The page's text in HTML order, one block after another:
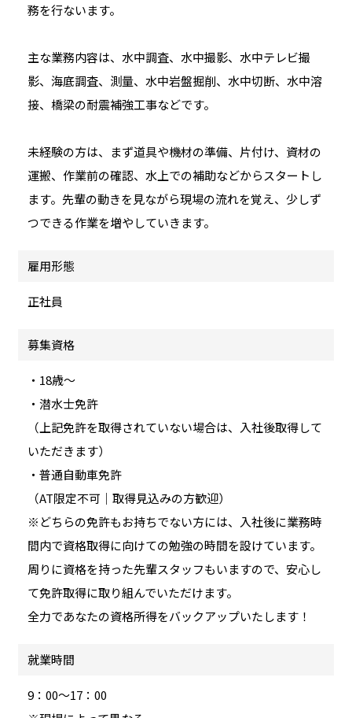
務を行ないます。
主な業務内容は、水中調査、水中撮影、水中テレビ撮
影、海底調査、測量、水中岩盤掘削、水中切断、水中溶
接、橋梁の耐震補強工事などです。
未経験の方は、まず道具や機材の準備、片付け、資材の
運搬、作業前の確認、水上での補助などからスタートし
ます。先輩の動きを見ながら現場の流れを覚え、少しず
つできる作業を増やしていきます。
雇用形態
正社員
募集資格
・18歳～
・潜水士免許
（上記免許を取得されていない場合は、入社後取得して
いただきます）
・普通自動車免許
（AT限定不可｜取得見込みの方歓迎）
※どちらの免許もお持ちでない方には、入社後に業務時
間内で資格取得に向けての勉強の時間を設けています。
周りに資格を持った先輩スタッフもいますので、安心し
て免許取得に取り組んでいただけます。
全力であなたの資格所得をバックアップいたします！
就業時間
9：00～17：00